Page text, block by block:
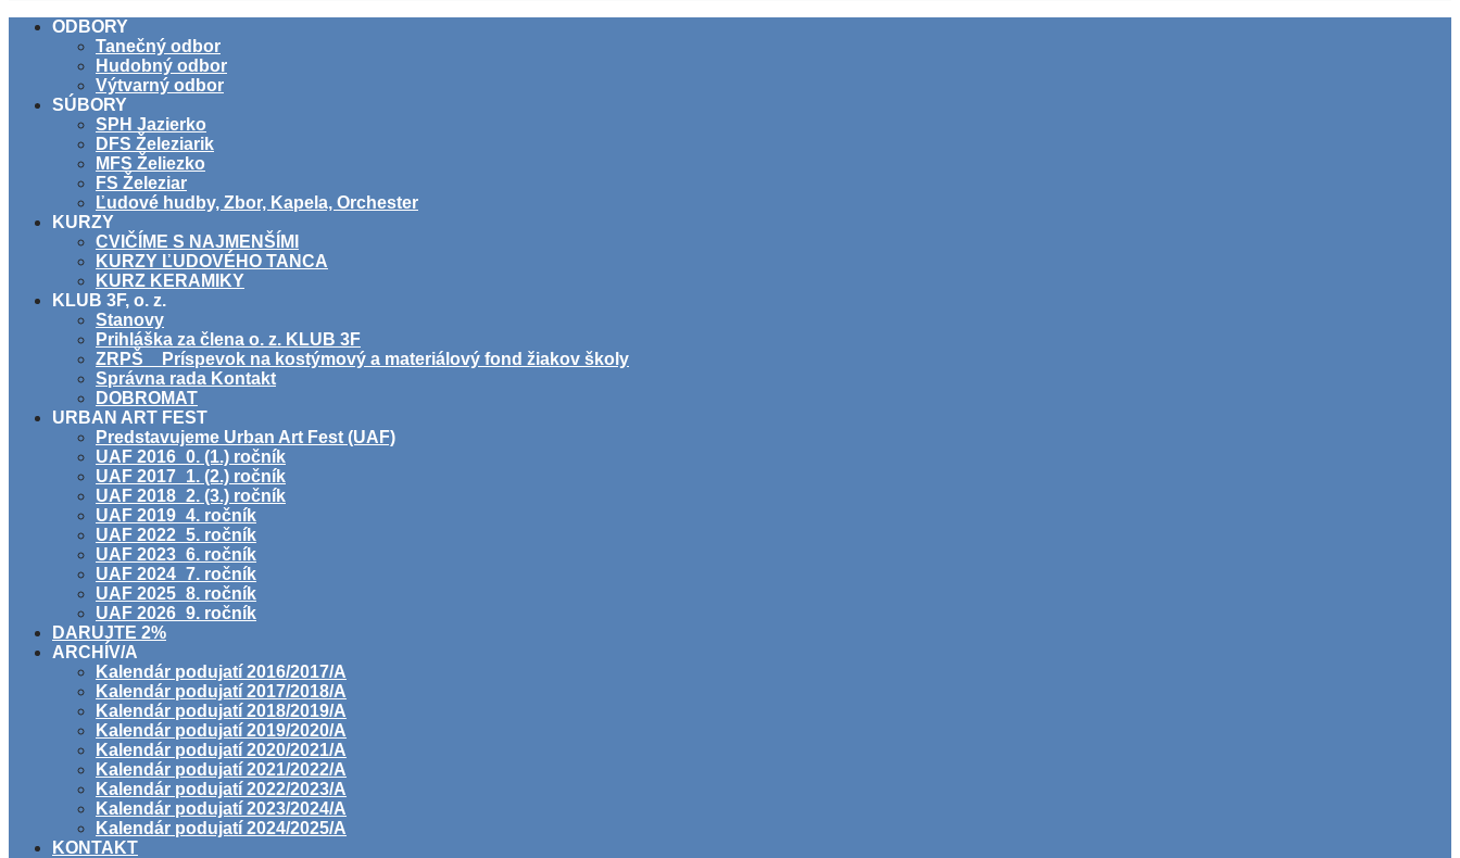
ODBORY
Tanečný odbor
Hudobný odbor
Výtvarný odbor
SÚBORY
SPH Jazierko
DFS Železiarik
MFS Želiezko
FS Železiar
Ľudové hudby, Zbor, Kapela, Orchester
KURZY
CVIČÍME S NAJMENŠÍMI
KURZY ĽUDOVÉHO TANCA
KURZ KERAMIKY
KLUB 3F, o. z.
Stanovy
Prihláška za člena o. z. KLUB 3F
ZRPŠ _ Príspevok na kostýmový a materiálový fond žiakov školy
Správna rada Kontakt
DOBROMAT
URBAN ART FEST
Predstavujeme Urban Art Fest (UAF)
UAF 2016_0. (1.) ročník
UAF 2017_1. (2.) ročník
UAF 2018_2. (3.) ročník
UAF 2019_4. ročník
UAF 2022_5. ročník
UAF 2023_6. ročník
UAF 2024_7. ročník
UAF 2025_8. ročník
UAF 2026_9. ročník
DARUJTE 2%
ARCHÍV/A
Kalendár podujatí 2016/2017/A
Kalendár podujatí 2017/2018/A
Kalendár podujatí 2018/2019/A
Kalendár podujatí 2019/2020/A
Kalendár podujatí 2020/2021/A
Kalendár podujatí 2021/2022/A
Kalendár podujatí 2022/2023/A
Kalendár podujatí 2023/2024/A
Kalendár podujatí 2024/2025/A
KONTAKT